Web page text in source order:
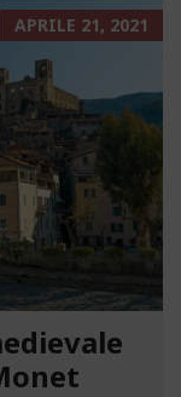
APRILE 21, 2021